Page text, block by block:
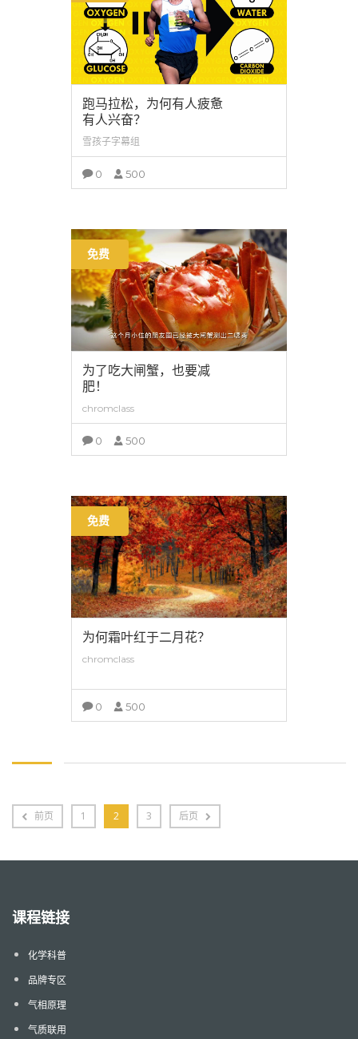
跑马拉松，为何有人疲惫
有人兴奋？
雪孩子字幕组
0 500
免费
为了吃大闸蟹，也要减
肥！
chromclass
0 500
免费
为何霜叶红于二月花？
chromclass
0 500
前页 1 2 3 后页
课程链接
化学科普
品牌专区
气相原理
气质联用